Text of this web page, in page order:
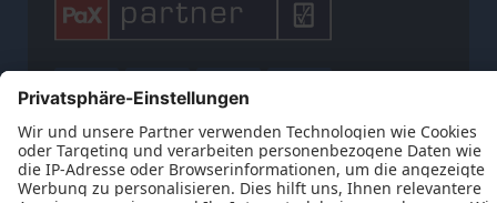
  
   